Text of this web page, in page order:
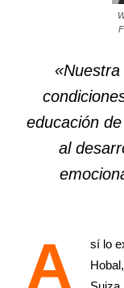
educación
al
A
sí lo